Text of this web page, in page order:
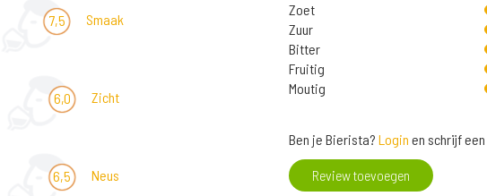
7,5 Smaak
6,0 Zicht
6,5 Neus
Zoet
Zuur
Bitter
Fruitig
Moutig
Ben je Bierista? Login en schrijf
Review toevoegen